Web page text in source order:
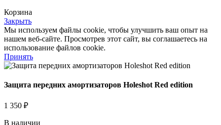
Корзина
Закрыть
Мы используем файлы cookie, чтобы улучшить ваш опыт на
нашем веб-сайте. Просмотрев этот сайт, вы соглашаетесь на
использование файлов cookie.
Принять
Защита передних амортизаторов Holeshot Red edition
1 350 ₽
В наличии